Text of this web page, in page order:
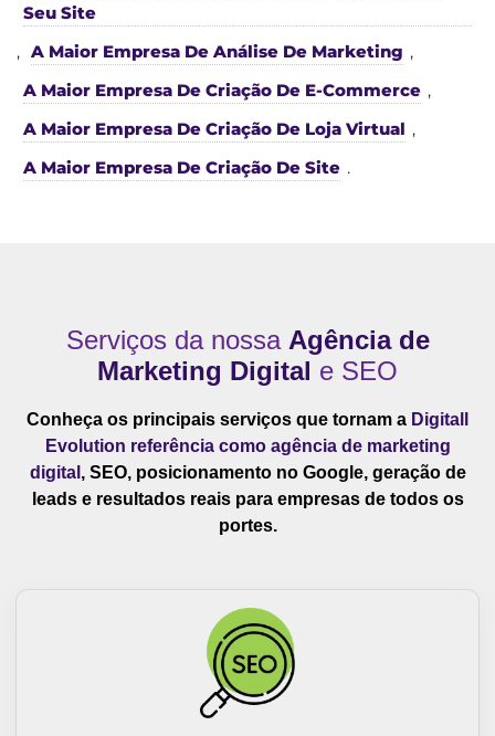
Seu Site
, A Maior Empresa De Análise De Marketing ,
A Maior Empresa De Criação De E-Commerce ,
A Maior Empresa De Criação De Loja Virtual ,
A Maior Empresa De Criação De Site .
Serviços da nossa Agência de
Marketing Digital e SEO
Conheça os principais serviços que tornam a Digitall
Evolution referência como agência de marketing
digital , SEO, posicionamento no Google, geração de
leads e resultados reais para empresas de todos os
portes.